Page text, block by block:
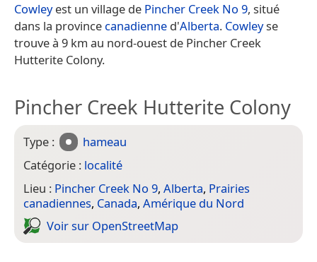
Cowleyest un village de Pincher Creek No 9, situé
dans la province canadienne d'Alberta. Cowleyse
trouve à 9 km au nord-ouest de Pincher Creek
Hutterite Colony.
Pincher Creek Hutterite Colony
Type :
hameau
Catégorie : localité
Lieu : Pincher Creek No 9, Alberta, Prairies
canadiennes, Canada, Amérique du Nord
Voir sur Open­Street­Map